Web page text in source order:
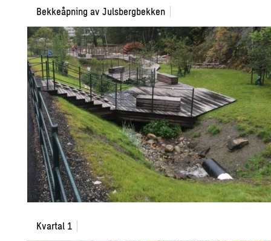
Bekkeåpning av Julsbergbekken
Bekkeåpning
Julsbergbekken
Kvartal 1
Kvartal